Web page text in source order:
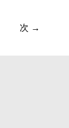
次 →